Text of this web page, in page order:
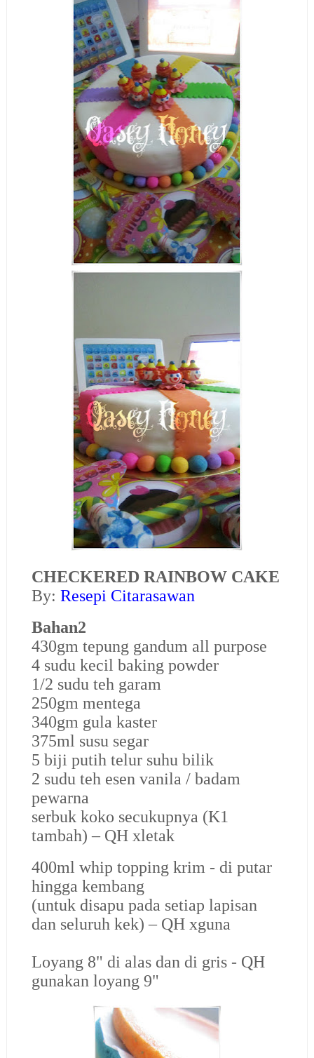
CHECKERED RAINBOW CAKE
By: Resepi Citarasawan
Bahan2
430gm tepung gandum all purpose
4 sudu kecil baking powder
1/2 sudu teh garam
250gm mentega
340gm gula kaster
375ml susu segar
5 biji putih telur suhu bilik
2 sudu teh esen vanila / badam
pewarna
serbuk koko secukupnya (K1
tambah) – QH xletak
400ml whip topping krim - di putar
hingga kembang
(untuk disapu pada setiap lapisan
dan seluruh kek) – QH xguna
Loyang 8" di alas dan di gris - QH
gunakan loyang 9"